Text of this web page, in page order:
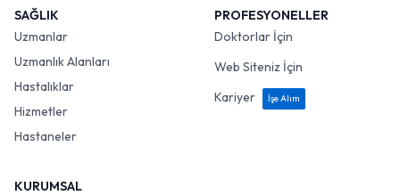
SAĞLIK
Uzmanlar
Uzmanlık Alanları
Hastalıklar
Hizmetler
Hastaneler
PROFESYONELLER
Doktorlar İçin
Web Siteniz İçin
Kariyer
İşe Alım
KURUMSAL